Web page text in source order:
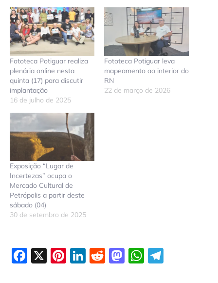
Fototeca Potiguar realiza
plenária online nesta
quinta (17) para discutir
implantação
16 de julho de 2025
Fototeca Potiguar leva
mapeamento ao interior do
RN
22 de março de 2026
Exposição “Lugar de
Incertezas” ocupa o
Mercado Cultural de
Petrópolis a partir deste
sábado (04)
30 de setembro de 2025
Facebook
X Pinterest
LinkedIn
Reddit
Mastodon